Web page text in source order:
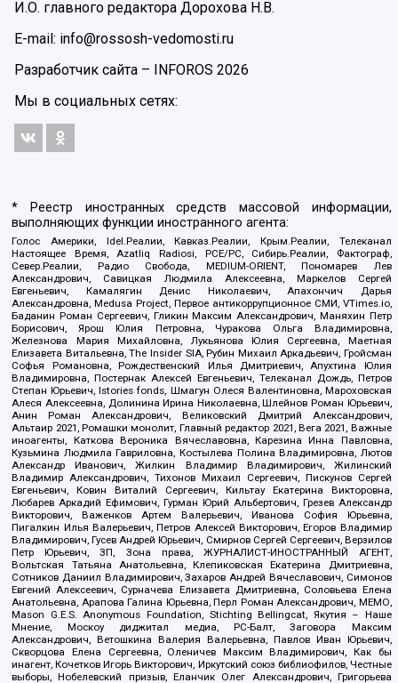
И.О. главного редактора Дорохова Н.В.
E-mail: info@rossosh-vedomosti.ru
Разработчик сайта – INFOROS 2026
Мы в социальных сетях:
* Реестр иностранных средств массовой информации,
выполняющих функции иностранного агента:
Голос Америки, Idel.Реалии, Кавказ.Реалии, Крым.Реалии, Телеканал
Настоящее Время, Azatliq Radiosi, PCE/PC, Сибирь.Реалии, Фактограф,
Север.Реалии, Радио Свобода, MEDIUM-ORIENT, Пономарев Лев
Александрович, Савицкая Людмила Алексеевна, Маркелов Сергей
Евгеньевич, Камалягин Денис Николаевич, Апахончич Дарья
Александровна, Medusa Project, Первое антикоррупционное СМИ, VTimes.io,
Баданин Роман Сергеевич, Гликин Максим Александрович, Маняхин Петр
Борисович, Ярош Юлия Петровна, Чуракова Ольга Владимировна,
Железнова Мария Михайловна, Лукьянова Юлия Сергеевна, Маетная
Елизавета Витальевна, The Insider SIA, Рубин Михаил Аркадьевич, Гройсман
Софья Романовна, Рождественский Илья Дмитриевич, Апухтина Юлия
Владимировна, Постернак Алексей Евгеньевич, Телеканал Дождь, Петров
Степан Юрьевич, Istories fonds, Шмагун Олеся Валентиновна, Мароховская
Алеся Алексеевна, Долинина Ирина Николаевна, Шлейнов Роман Юрьевич,
Анин Роман Александрович, Великовский Дмитрий Александрович,
Альтаир 2021, Ромашки монолит, Главный редактор 2021, Вега 2021, Важные
иноагенты, Каткова Вероника Вячеславовна, Карезина Инна Павловна,
Кузьмина Людмила Гавриловна, Костылева Полина Владимировна, Лютов
Александр Иванович, Жилкин Владимир Владимирович, Жилинский
Владимир Александрович, Тихонов Михаил Сергеевич, Пискунов Сергей
Евгеньевич, Ковин Виталий Сергеевич, Кильтау Екатерина Викторовна,
Любарев Аркадий Ефимович, Гурман Юрий Альбертович, Грезев Александр
Викторович, Важенков Артем Валерьевич, Иванова София Юрьевна,
Пигалкин Илья Валерьевич, Петров Алексей Викторович, Егоров Владимир
Владимирович, Гусев Андрей Юрьевич, Смирнов Сергей Сергеевич, Верзилов
Петр Юрьевич, ЗП, Зона права, ЖУРНАЛИСТ-ИНОСТРАННЫЙ АГЕНТ,
Вольтская Татьяна Анатольевна, Клепиковская Екатерина Дмитриевна,
Сотников Даниил Владимирович, Захаров Андрей Вячеславович, Симонов
Евгений Алексеевич, Сурначева Елизавета Дмитриевна, Соловьева Елена
Анатольевна, Арапова Галина Юрьевна, Перл Роман Александрович, МЕМО,
Mason G.E.S. Anonymous Foundation, Stichting Bellingcat, Якутия – Наше
Мнение, Москоу диджитал медиа, РС-Балт, Заговора Максим
Александрович, Ветошкина Валерия Валерьевна, Павлов Иван Юрьевич,
Скворцова Елена Сергеевна, Оленичев Максим Владимирович, Как бы
инагент, Кочетков Игорь Викторович, Иркутский союз библиофилов, Честные
выборы, Нобелевский призыв, Еланчик Олег Александрович, Григорьева